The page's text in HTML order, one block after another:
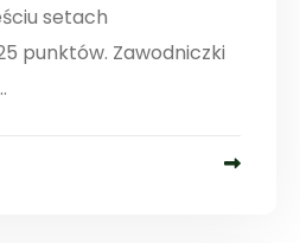
setach
punktów. Zawodniczki